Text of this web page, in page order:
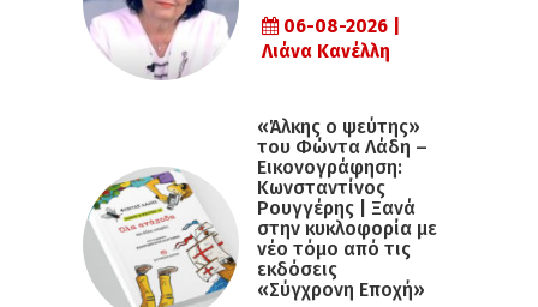
06-08-2026 |
Λιάνα Κανέλλη
«Άλκης ο ψεύτης»
του Φώντα Λάδη –
Εικονογράφηση:
Κωνσταντίνος
Ρουγγέρης | Ξανά
στην κυκλοφορία με
νέο τόμο από τις
εκδόσεις
«Σύγχρονη Εποχή»